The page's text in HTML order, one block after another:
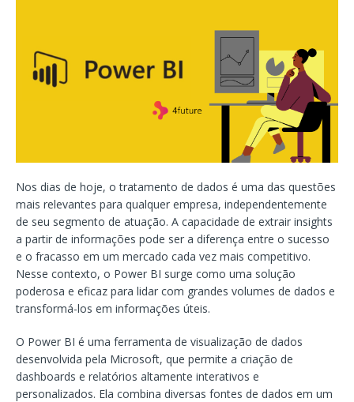
Nos dias de hoje, o tratamento de dados é uma das questões
mais relevantes para qualquer empresa, independentemente
de seu segmento de atuação. A capacidade de extrair insights
a partir de informações pode ser a diferença entre o sucesso
e o fracasso em um mercado cada vez mais competitivo.
Nesse contexto, o Power BI surge como uma solução
poderosa e eficaz para lidar com grandes volumes de dados e
transformá-los em informações úteis.
O Power BI é uma ferramenta de visualização de dados
desenvolvida pela Microsoft, que permite a criação de
dashboards e relatórios altamente interativos e
personalizados. Ela combina diversas fontes de dados em um